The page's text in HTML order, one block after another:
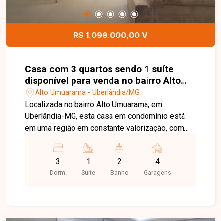
R$ 1.098.000,00 V
Casa com 3 quartos sendo 1 suíte
disponível para venda no bairro Alto
Umuarama em Uberlândia-MG
Alto Umuarama - Uberlândia/MG
Localizada no bairro Alto Umuarama, em
Uberlândia-MG, esta casa em condomínio está
em uma região em constante valorização, com
próxima a supermercados, escolas, farmácias,
comércios e diversos serviços. O condomínio
oferece um ambiente tranquilo, seguro e ideal
3
Dorm.
1
Suite
2
Banho
4
Garagens